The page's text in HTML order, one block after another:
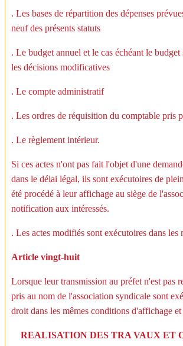
. Les bases de répartition des dépenses
neuf des présents statuts
. Le budget annuel et le cas échéant le
les décisions modificatives
. Le compte administratif
. Les ordres de réquisition du comptable pris
. Le règlement intérieur.
Si ces actes n'ont pas fait l'objet d'une
dans le délai légal, ils sont exécutoires de
été procédé à leur affichage au siège de
notification aux intéressés.
. Les actes modifiés sont exécutoires dans les
Article vingt-huit
Lorsque leur transmission au préfet n'est pas
pris au nom de l'association syndicale sont
droit dans les mêmes conditions d'affichage
REALISATION DES TRA VAUX ET